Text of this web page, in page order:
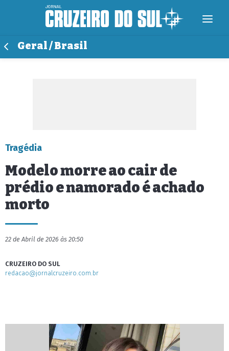
Geral / Brasil
Tragédia
Modelo morre ao cair de
prédio e namorado é achado
morto
22 de Abril de 2026 às 20:50
CRUZEIRO DO SUL
redacao@jornalcruzeiro.com.br